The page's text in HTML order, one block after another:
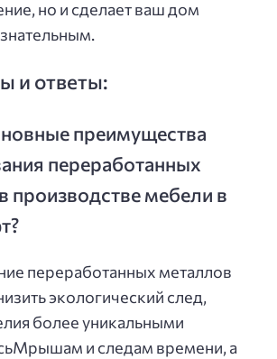
но и сделает ваш дом
и ответы:
преимущества
переработанных
производстве мебели в
переработанных металлов
экологический след,
более уникальными
и следам времени, а